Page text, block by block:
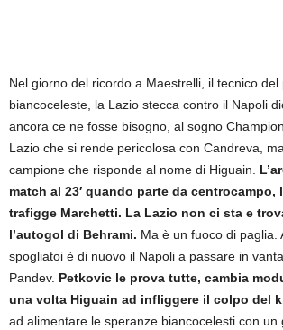
Nel giorno del ricordo a Maestrelli, il tecnico
biancoceleste, la Lazio stecca contro il Napoli
ancora ce ne fosse bisogno, al sogno
Lazio che si rende pericolosa con Candreva,
campione che risponde al nome di Higuain.
match al 23′ quando parte da centrocampo,
trafigge Marchetti. La Lazio non ci sta e
l’autogol di Behrami. Ma è un fuoco di paglia.
spogliatoi è di nuovo il Napoli a passare in
Pandev. Petkovic le prova tutte, cambia
una volta Higuain ad infliggere il colpo del
ad alimentare le speranze biancocelesti con un